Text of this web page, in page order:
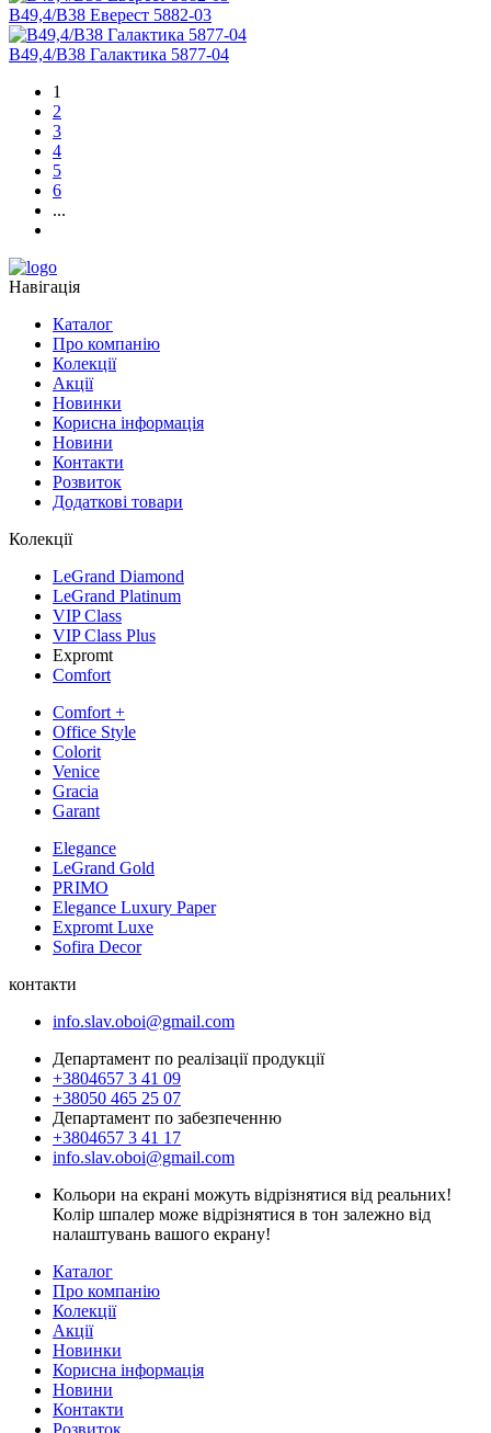
В49,4/B38 Еверест 5882-03
В49,4/B38 Галактика 5877-04
1
2
3
4
5
6
...
Навігація
Каталог
Про компанію
Колекції
Акції
Новинки
Корисна інформація
Новини
Контакти
Розвиток
Додаткові товари
Колекції
LeGrand Diamond
LeGrand Platinum
VIP Class
VIP Class Plus
Expromt
Comfort
Comfort +
Office Style
Colorit
Venice
Gracia
Garant
Elegance
LeGrand Gold
PRIMO
Elegance Luxury Paper
Expromt Luxe
Sofira Decor
контакти
info.slav.oboi@gmail.com
Департамент по реалізації продукції
+3804657 3 41 09
+38050 465 25 07
Департамент по забезпеченню
+3804657 3 41 17
info.slav.oboi@gmail.com
Кольори на екрані можуть відрізнятися від реальних!
Колір шпалер може відрізнятися в тон залежно від
налаштувань вашого екрану!
Каталог
Про компанію
Колекції
Акції
Новинки
Корисна інформація
Новини
Контакти
Розвиток